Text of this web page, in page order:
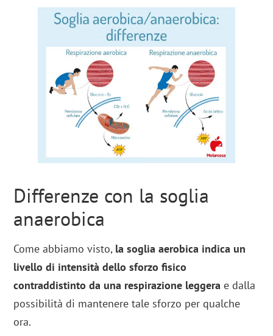
Differenze con la soglia
anaerobica
Come abbiamo visto, la soglia aerobica indica un
livello di intensità dello sforzo fisico
contraddistinto da una respirazione leggera e dalla
possibilità di mantenere tale sforzo per qualche
ora.